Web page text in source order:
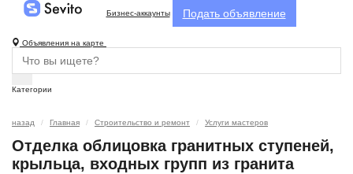
Бизнес-аккаунты Подать объявление
Объявления на карте
Категории
назад Главная Строительство и ремонт Услуги мастеров
Отделка облицовка гранитных ступеней,
крыльца, входных групп из гранита